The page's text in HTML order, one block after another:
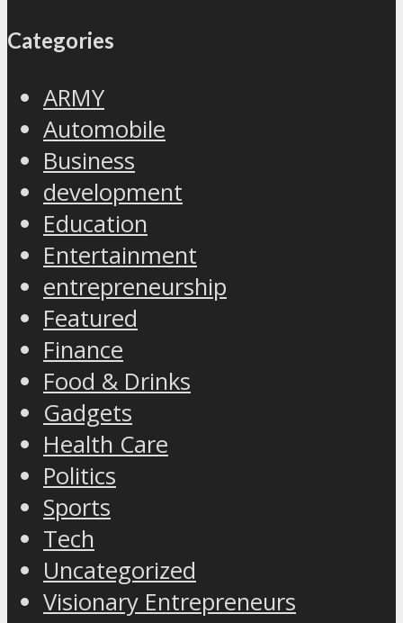
Categories
ARMY
Automobile
Business
development
Education
Entertainment
entrepreneurship
Featured
Finance
Food & Drinks
Gadgets
Health Care
Politics
Sports
Tech
Uncategorized
Visionary Entrepreneurs